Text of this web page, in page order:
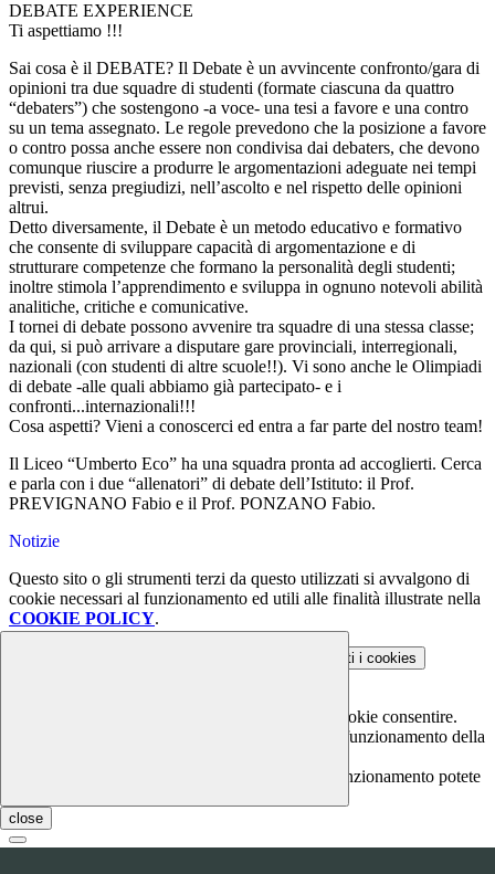
close
DEBATE EXPERIENCE
Ti aspettiamo !!!
Sai cosa è il DEBATE? Il Debate è un avvincente confronto/gara di
opinioni tra due squadre di studenti (formate ciascuna da quattro
“debaters”) che sostengono -a voce- una tesi a favore e una contro
su un tema assegnato. Le regole prevedono che la posizione a favore
o contro possa anche essere non condivisa dai debaters, che devono
comunque riuscire a produrre le argomentazioni adeguate nei tempi
previsti, senza pregiudizi, nell’ascolto e nel rispetto delle opinioni
altrui.
Detto diversamente, il Debate è un metodo educativo e formativo
che consente di sviluppare capacità di argomentazione e di
strutturare competenze che formano la personalità degli studenti;
inoltre stimola l’apprendimento e sviluppa in ognuno notevoli abilità
analitiche, critiche e comunicative.
I tornei di debate possono avvenire tra squadre di una stessa classe;
da qui, si può arrivare a disputare gare provinciali, interregionali,
nazionali (con studenti di altre scuole!!). Vi sono anche le Olimpiadi
di debate -alle quali abbiamo già partecipato- e i
confronti...internazionali!!!
Cosa aspetti? Vieni a conoscerci ed entra a far parte del nostro team!
Il Liceo “Umberto Eco” ha una squadra pronta ad accoglierti. Cerca
e parla con i due “allenatori” di debate dell’Istituto: il Prof.
PREVIGNANO Fabio e il Prof. PONZANO Fabio.
Notizie
Questo sito o gli strumenti terzi da questo utilizzati si avvalgono di
cookie necessari al funzionamento ed utili alle finalità illustrate nella
COOKIE POLICY.
Accetta tutti i cookies
In questa schermata è possibile scegliere quali cookie consentire.
I cookie necessari sono quelli che consentono il funzionamento della
Per conoscere quali sono i cookie necessari al funzionamento potete